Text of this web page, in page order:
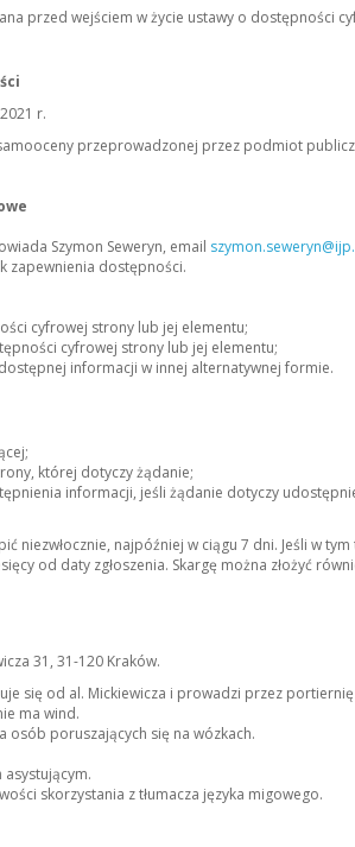
przed wejściem w życie ustawy o dostępności
r.
przeprowadzonej przez podmiot
Szymon Seweryn, email
zapewnienia dostępności.
cyfrowej strony lub jej elementu;
cyfrowej strony lub jej elementu;
informacji w innej alternatywnej formie.
której dotyczy żądanie;
informacji, jeśli żądanie dotyczy
niezwłocznie, najpóźniej w ciągu 7 dni. Jeśli w
od daty zgłoszenia. Skargę można złożyć
31, 31-120 Kraków.
się od al. Mickiewicza i prowadzi przez
ma wind.
osób poruszających się na wózkach.
skorzystania z tłumacza języka migowego.